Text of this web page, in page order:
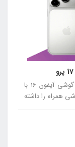
در این مقاله به مقایسه و نقد و بررسی کامل گوشی آیفون 16 با
همراه را داشته
باشید.